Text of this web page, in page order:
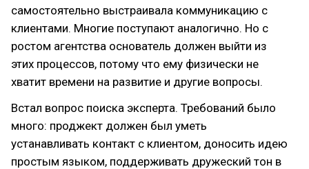
самостоятельно выстраивала коммуникацию с
клиентами. Многие поступают аналогично. Но с
ростом агентства основатель должен выйти из
этих процессов, потому что ему физически не
хватит времени на развитие и другие вопросы.
Встал вопрос поиска эксперта. Требований было
много: проджект должен был уметь
устанавливать контакт с клиентом, доносить идею
простым языком, поддерживать дружеский тон в